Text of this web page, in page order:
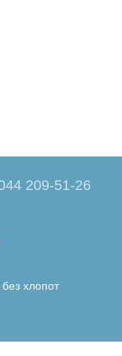
209-51-26
хлопот